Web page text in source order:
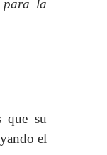
para la
que su
el